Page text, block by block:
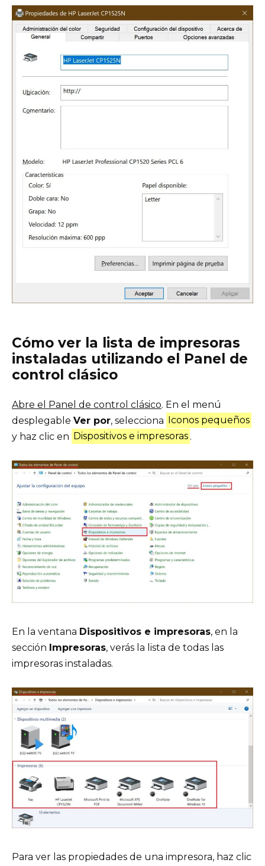
Cómo ver la lista de impresoras
instaladas utilizando el Panel de
control clásico
Abre el Panel de control clásico. En el menú
desplegable Ver por, selecciona
Iconos pequeños
y haz clic en Dispositivos e impresoras .
En la ventana Dispositivos e impresoras, en la
sección Impresoras, verás la lista de todas las
impresoras instaladas.
Para ver las propiedades de una impresora, haz clic